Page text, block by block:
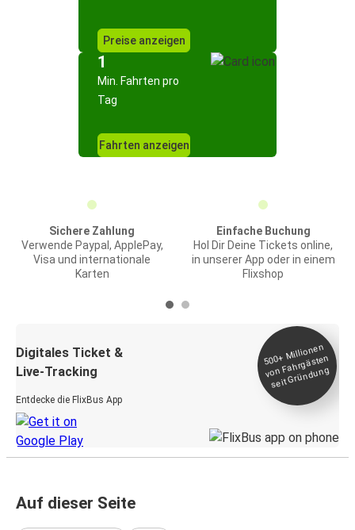
Preise anzeigen
1
Min. Fahrten pro
Tag
Fahrten anzeigen
Sichere Zahlung
Verwende Paypal, ApplePay,
Visa und internationale
Karten
Einfache Buchung
Hol Dir Deine Tickets online,
in unserer App oder in einem
Flixshop
Digitales Ticket &
Live-Tracking
Entdecke die FlixBus App
500+
Millionen
von Fahrgästen
seit
Gründung
Auf dieser Seite